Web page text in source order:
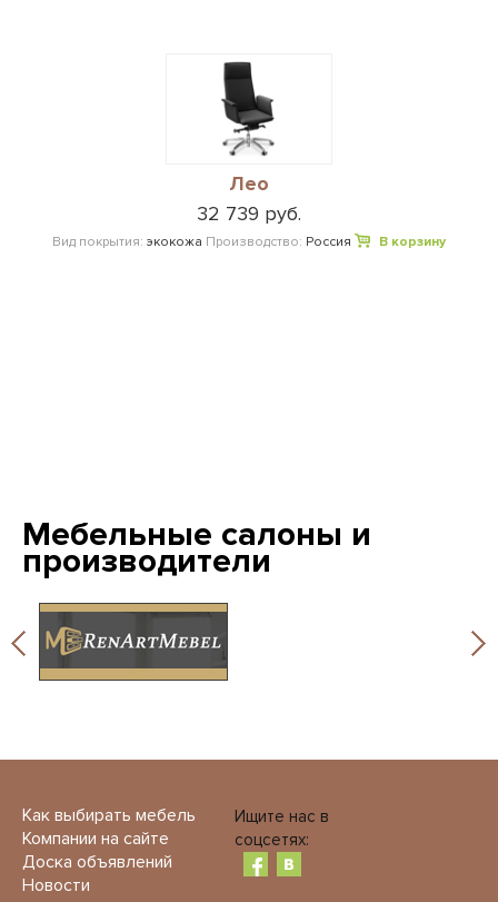
Лео
32 739 руб.
Вид покрытия: экокожа Производство: Россия В корзину
Мебельные салоны и
производители
Как выбирать мебель
Компании на сайте
Доска объявлений
Новости
Ищите нас в
соцсетях: